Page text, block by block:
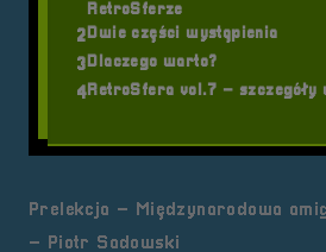
Prelekcja – Międzynarodowa
– Piotr Sadowski
RetroSferze
2Dwie części wystąpienia
3Dlaczego warto?
4RetroSfera vol.7 – szczegóły